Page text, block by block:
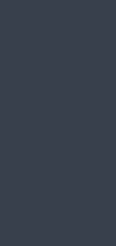
La Universidad de Sonora
económica al Sindicato de
(STAUS) en el proceso de
La propuesta incluye un
para todas las categorías y
marzo de 2026, y un 1%
académico de asignatura
En prestaciones de monto
en complementos a
antigüedad, fondos para
para guardería y educación
El Gobierno del Estado se
gestión de un convenio de
adeudos de ISR de los
proponiendo pagos